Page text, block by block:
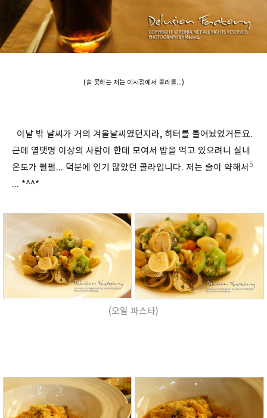
(술 못하는 저는 이시점에서 콜라를...)
이날 밖 날씨가 거의 겨울날씨였던지라, 히터를 틀어놨었거든요.
근데 열댓명 이상의 사람이 한데 모여서 밥을 먹고 있으려니 실내
온도가 펄펄... 덕분에 인기 많았던 콜라입니다. 저는 술이 약해서5
... *^^*
(오일 파스타)